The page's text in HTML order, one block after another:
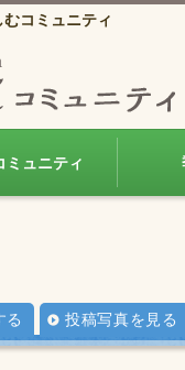
コミュニティ
ミュニティ
る 投稿写真を見る